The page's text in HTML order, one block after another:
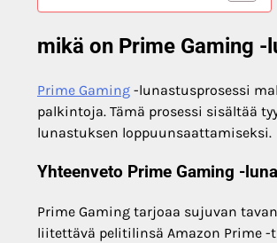
mikä on Prime Gaming -
Prime Gaming -lunastusprosessi
palkintoja. Tämä prosessi sisältää
lunastuksen loppuunsaattamiseksi.
Yhteenveto Prime Gaming -
Prime Gaming tarjoaa sujuvan
liitettävä pelitilinsä Amazon Prime